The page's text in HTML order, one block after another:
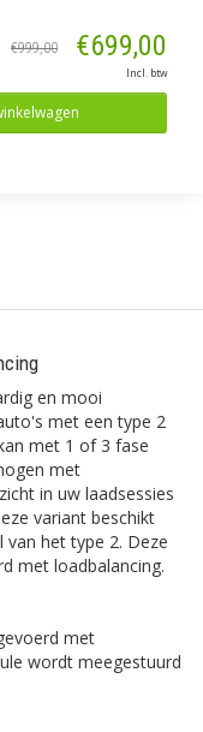
€999,00 €699,00
Incl. btw
en mooi
met een type 2
met 1 of 3 fase
met
in uw laadsessies
variant beschikt
het type 2. Deze
met loadbalancing.
met
wordt meegestuurd